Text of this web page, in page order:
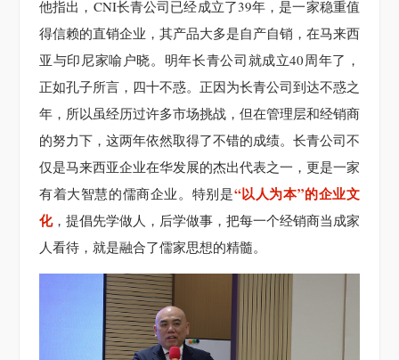
他指出，CNI长青公司已经成立了39年，是一家稳重值
得信赖的直销企业，其产品大多是自产自销，在马来西
亚与印尼家喻户晓。明年长青公司就成立40周年了，
正如孔子所言，四十不惑。正因为长青公司到达不惑之
年，所以虽经历过许多市场挑战，但在管理层和经销商
的努力下，这两年依然取得了不错的成绩。长青公司不
仅是马来西亚企业在华发展的杰出代表之一，更是一家
有着大智慧的儒商企业。特别是“以人为本”的企业文
化，提倡先学做人，后学做事，把每一个经销商当成家
人看待，就是融合了儒家思想的精髓。